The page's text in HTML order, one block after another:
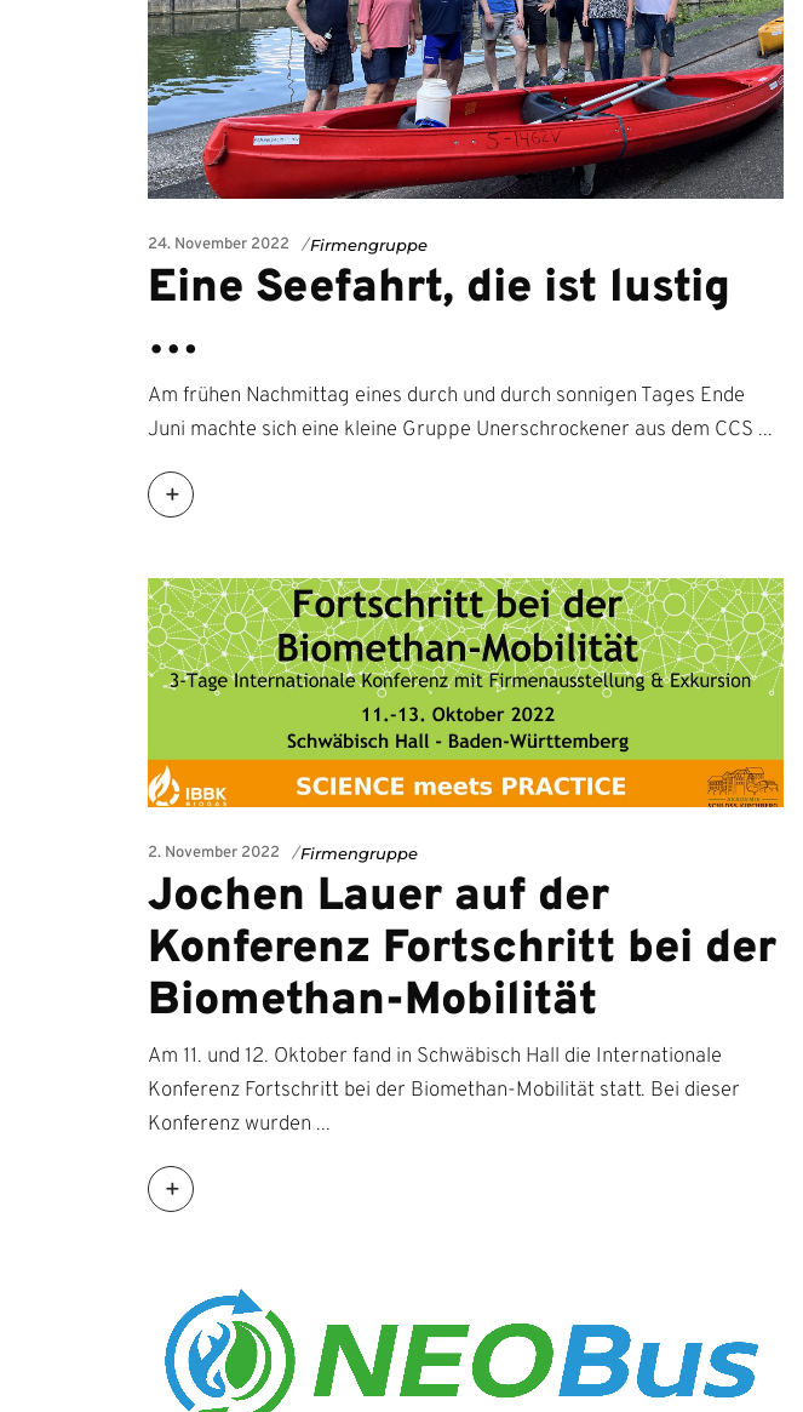
24. November 2022 Firmengruppe
Eine Seefahrt, die ist lustig
…
Am frühen Nachmittag eines durch und durch sonnigen Tages Ende
Juni machte sich eine kleine Gruppe Unerschrockener aus dem CCS
2. November 2022 Firmengruppe
Jochen Lauer auf der
Konferenz Fortschritt bei der
Biomethan-Mobilität
Am 11. und 12. Oktober fand in Schwäbisch Hall die Internationale
Konferenz Fortschritt bei der Biomethan-Mobilität statt. Bei dieser
Konferenz wurden